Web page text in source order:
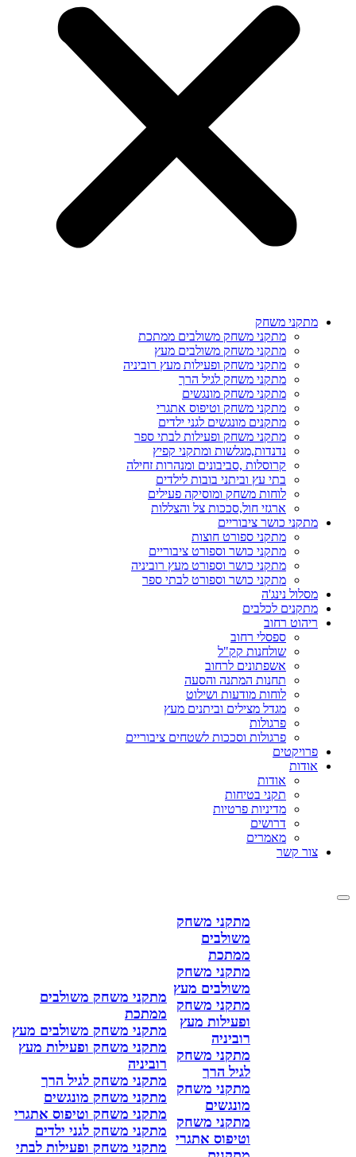
מתקני משחק
מתקני משחק משולבים ממתכת
מתקני משחק משולבים מעץ
מתקני משחק ופעילות מעץ רוביניה
מתקני משחק לגיל הרך
מתקני משחק מונגשים
מתקני משחק וטיפוס אתגרי
מתקנים מונגשים לגני ילדים
מתקני משחק ופעילות לבתי ספר
נדנדות,מגלשות ומתקני קפיץ
קרוסלות ,סביבונים ומנהרות זחילה
בתי עץ וביתני בובות לילדים
לוחות משחק ומוסיקה פעילים
ארגזי חול,סככות צל והצללות
מתקני כושר ציבוריים
מתקני ספורט חוצות
מתקני כושר וספורט ציבוריים
מתקני כושר וספורט מעץ רוביניה
מתקני כושר וספורט לבתי ספר
מסלול נינג'ה
מתקנים לכלבים
ריהוט רחוב
ספסלי רחוב
שולחנות קק"ל
אשפתונים לרחוב
תחנות המתנה והסעה
לוחות מודעות ושילוט
מגדל מצילים וביתנים מעץ
פרגולות
פרגולות וסככות לשטחים ציבוריים
פרויקטים
אודות
אודות
תקני בטיחות
מדיניות פרטיות
דרושים
מאמרים
צור קשר
מתקני משחק
משולבים
ממתכת
מתקני משחק
משולבים מעץ
מתקני משחק
ופעילות מעץ
רוביניה
מתקני משחק
לגיל הרך
מתקני משחק
מונגשים
מתקני משחק
וטיפוס אתגרי
מתקני משחק משולבים
ממתכת
מתקני משחק משולבים מעץ
מתקני משחק ופעילות מעץ
רוביניה
מתקני משחק לגיל הרך
מתקני משחק מונגשים
מתקני משחק וטיפוס אתגרי
מתקני משחק לגני ילדים
מתקני משחק ופעילות לבתי